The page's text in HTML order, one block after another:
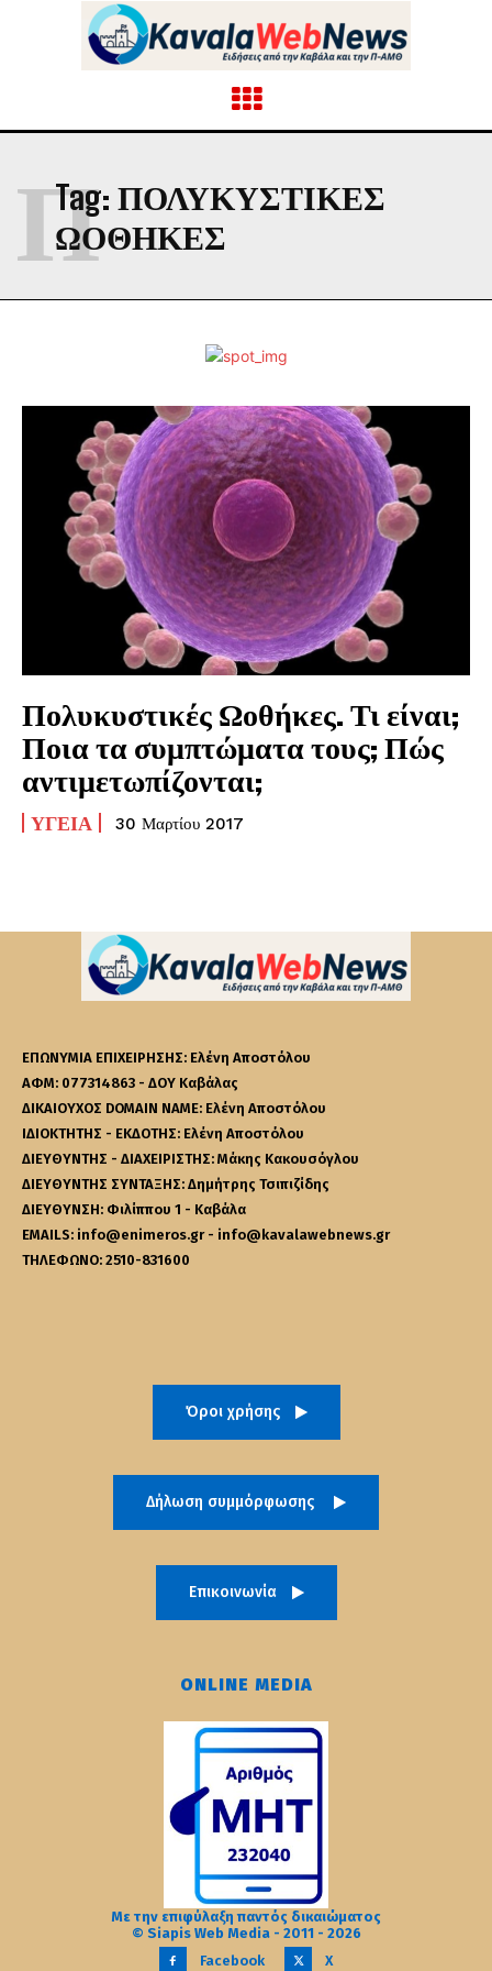
Tag: ΠΟΛΥΚΥΣΤΙΚΕΣ
ΩΟΘΗΚΕΣ
Π
Πολυκυστικές Ωοθήκες. Τι είναι;
Ποια τα συμπτώματα τους; Πώς
αντιμετωπίζονται;
ΥΓΕΊΑ 30 Μαρτίου 2017
ΕΠΩΝΥΜΙΑ ΕΠΙΧΕΙΡΗΣΗΣ: Ελένη Αποστόλου
ΑΦΜ: 077314863 - ΔΟΥ Καβάλας
ΔΙΚΑΙΟΥΧΟΣ DOMAIN NAME: Ελένη Αποστόλου
ΙΔΙΟΚΤΗΤΗΣ - ΕΚΔΟΤΗΣ: Ελένη Αποστόλου
ΔΙΕΥΘΥΝΤΗΣ - ΔΙΑΧΕΙΡΙΣΤΗΣ: Μάκης Κακουσόγλου
ΔΙΕΥΘΥΝΤΗΣ ΣΥΝΤΑΞΗΣ: Δημήτρης Τσιπιζίδης
ΔΙΕΥΘΥΝΣΗ: Φιλίππου 1 - Καβάλα
EMAILS: info@enimeros.gr - info@kavalawebnews.gr
ΤΗΛΕΦΩΝΟ: 2510-831600
Όροι χρήσης
Δήλωση συμμόρφωσης
Επικοινωνία
ONLINE MEDIA
Με την επιφύλαξη παντός δικαιώματος
© Siapis Web Media - 2011 - 2026
Facebook
X